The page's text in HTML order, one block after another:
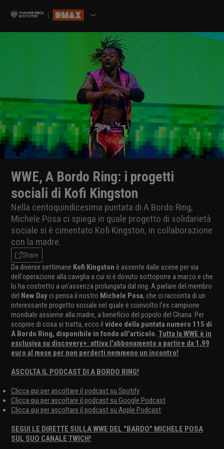
WWE, A Bordo Ring: i progetti
sociali di Kofi Kingston
Nella centoquindicesima puntata di A Bordo Ring,
Michele Posa ci spiega in quale progetto di solidarietà
sociale si è cimentato Kofi Kingston, in collaborazione
con la madre.
Share
Da diverse settimane Kofi Kingston è assente dalle scene per via
dell'operazione alla caviglia a cui si è dovuto sottoporre a marzo e che
lo ha costretto a un'assenza prolungata dal ring. A parlare del membro
del New Dayci pensa il nostro Michele Posa, che ci racconta di un
interessante progetto sociale nel quale è coinvolto l'ex campione
mondiale assieme alla madre, a beneficio del popolo del Ghana. Per
scoprire di cosa si tratta, ecco il video della puntata numero 115 di
A Bordo Ring, disponibile in fondo all'articolo. Tutta la WWE è in
esclusiva su discovery+: attiva l'abbonamento a partire da 1,99
euro al mese per non perderti nemmeno un incontro!
ASCOLTA IL PODCAST DI A BORDO RING!
Clicca qui per ascoltare il podcast su Spotify
Clicca qui per ascoltare il podcast su Google Podcast
Clicca qui per ascoltare il podcast su Apple Podcast
SEGUI LE DIRETTE SULLA WWE DEL "BARDO" MICHELE POSA
SUL SUO CANALE TWICH!